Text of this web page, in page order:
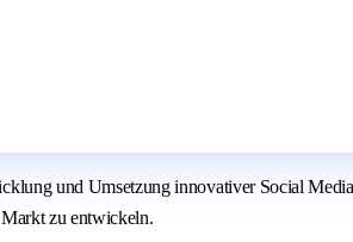
und Umsetzung innovativer Social
zu entwickeln.